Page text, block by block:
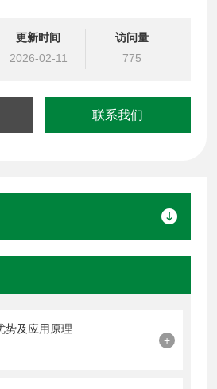
光检测系统主要有由荧光激发部
荧光检测部件、控制系统组成。
更新时间
2026-02-11
访问量
775
联系我们
势及应用原理
+